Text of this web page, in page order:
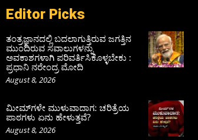
Editor Picks
ತಂತ್ರಜ್ಞಾನದಲ್ಲಿ ಬದಲಾಗುತ್ತಿರುವ ಜಗತ್ತಿನ
ಮುಂದಿರುವ ಸವಾಲುಗಳನ್ನು
ಅವಕಾಶಗಳಾಗಿ ಪರಿವರ್ತಿಸಿಕೊಳ್ಳಬೇಕು :
ಪ್ರಧಾನಿ ನರೇಂದ್ರ ಮೋದಿ
August 8, 2026
ಮೀಮ್‌ಗಳೇ ಮುಳುವಾದಾಗ: ಚರಿತ್ರೆಯ
ಪಾಠಗಳು ಏನು ಹೇಳುತ್ತವೆ?
August 8, 2026